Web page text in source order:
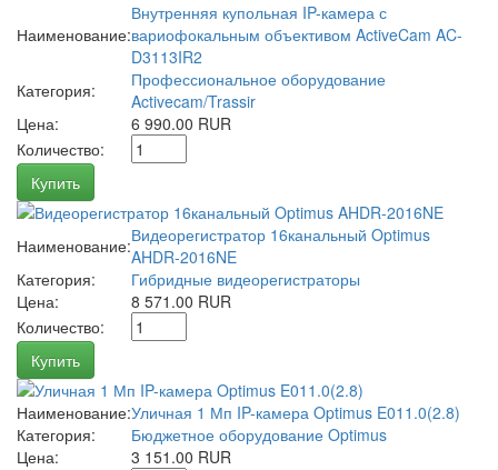
Наименование:
Внутренняя купольная IP-камера с
вариофокальным объективом ActiveCam AC-
D3113IR2
Категория:
Профессиональное оборудование
Activecam/Trassir
Цена:
6 990.00 RUR
Количество:
Купить
Наименование:Видеорегистратор 16канальный Optimus
AHDR-2016NE
Категория:
Гибридные видеорегистраторы
Цена:
8 571.00 RUR
Количество:
Купить
Наименование:Уличная 1 Мп IP-камера Optimus E011.0(2.8)
Категория:
Бюджетное оборудование Optimus
Цена:
3 151.00 RUR